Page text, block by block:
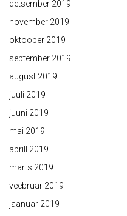
detsember 2019
november 2019
oktoober 2019
september 2019
august 2019
juuli 2019
juuni 2019
mai 2019
aprill 2019
märts 2019
veebruar 2019
jaanuar 2019